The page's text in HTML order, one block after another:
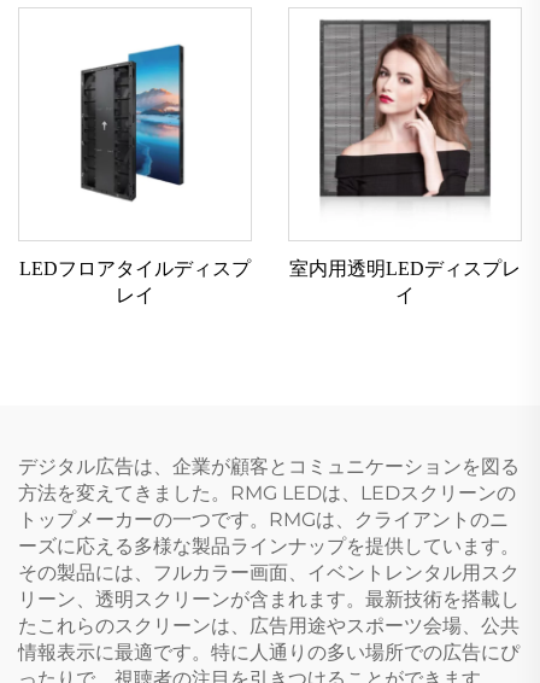
LEDフロアタイルディスプ
レイ
室内用透明LEDディスプレ
イ
デジタル広告は、企業が顧客とコミュニケーションを図る
方法を変えてきました。RMG LEDは、LEDスクリーンの
トップメーカーの一つです。RMGは、クライアントのニ
ーズに応える多様な製品ラインナップを提供しています。
その製品には、フルカラー画面、イベントレンタル用スク
リーン、透明スクリーンが含まれます。最新技術を搭載し
たこれらのスクリーンは、広告用途やスポーツ会場、公共
情報表示に最適です。特に人通りの多い場所での広告にぴ
ったりで、視聴者の注目を引きつけることができます。